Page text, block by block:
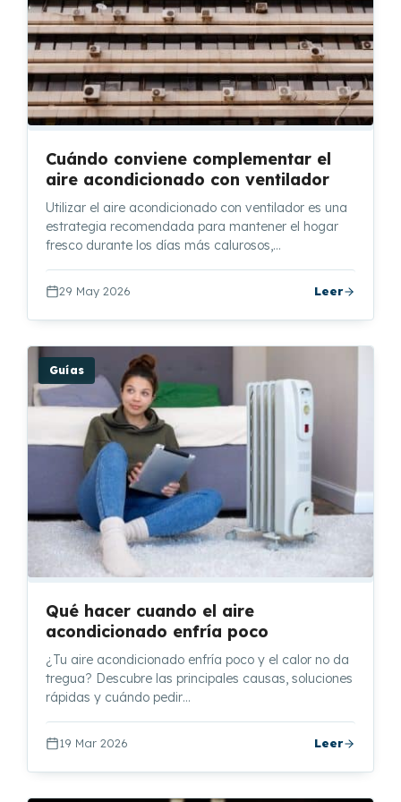
Cuándo conviene complementar el
aire acondicionado con ventilador
Utilizar el aire acondicionado con ventilador es una
estrategia recomendada para mantener el hogar
fresco durante los días más calurosos,…
29 May 2026 Leer
Guías
Qué hacer cuando el aire
acondicionado enfría poco
¿Tu aire acondicionado enfría poco y el calor no da
tregua? Descubre las principales causas, soluciones
rápidas y cuándo pedir…
19 Mar 2026 Leer